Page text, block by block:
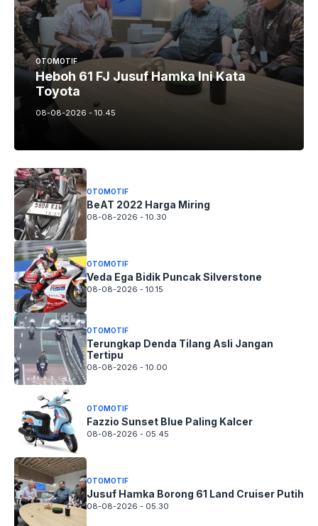
OTOMOTIF
Heboh 61 FJ Jusuf Hamka Ini Kata
Toyota
08-08-2026 - 10.45
OTOMOTIF
BeAT 2022 Harga Miring
08-08-2026 - 10.30
OTOMOTIF
Veda Ega Bidik Puncak Silverstone
08-08-2026 - 10.15
OTOMOTIF
Terungkap Denda Tilang Asli Jangan
Tertipu
08-08-2026 - 10.00
OTOMOTIF
Fazzio Sunset Blue Paling Kalcer
08-08-2026 - 05.45
OTOMOTIF
Jusuf Hamka Borong 61 Land Cruiser Putih
08-08-2026 - 05.30